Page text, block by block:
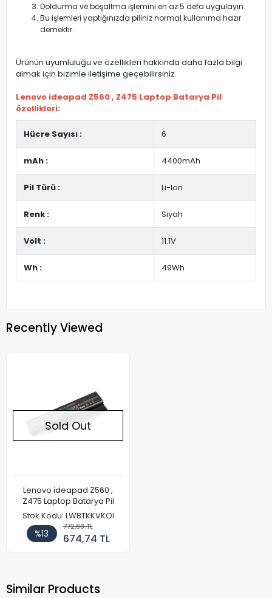
Doldurma ve boşaltma işlemini en az 5 defa uygulayın.
Bu işlemleri yaptığınızda piliniz normal kullanıma hazır
demektir.
Ürünün uyumluluğu ve özellikleri hakkında daha fazla bilgi
almak için bizimle iletişime geçebilirsiniz.
Lenovo ideapad Z560 , Z475 Laptop Batarya Pil
özellikleri:
Hücre Sayısı : 6
mAh : 4400mAh
Pil Türü : Li-Ion
Renk : Siyah
Volt : 11.1V
Wh : 49Wh
Recently Viewed
Sold Out
Lenovo ideapad Z560 ,
Z475 Laptop Batarya Pil
Stok Kodu: LWBTKKVKOI
%13
772,88 TL
674,74 TL
Similar Products